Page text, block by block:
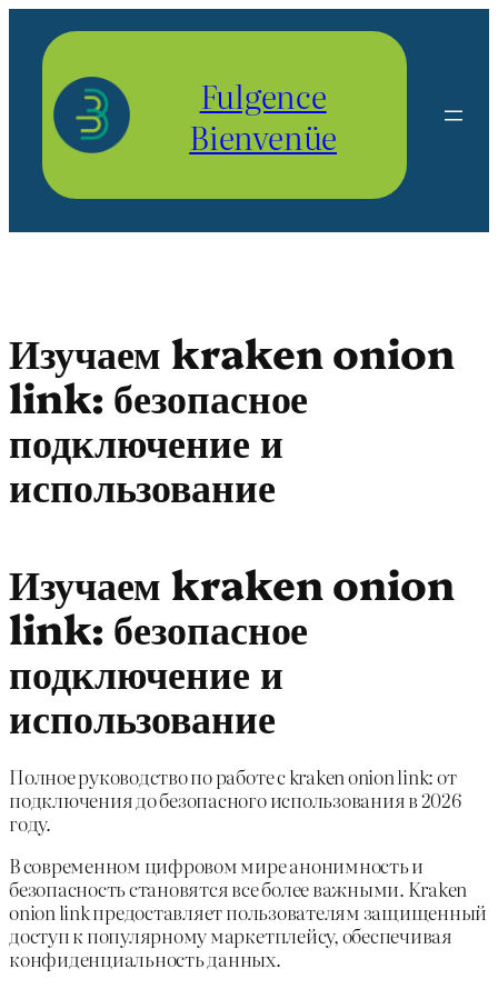
contenu
Fulgence
Bienvenüe
Изучаем kraken onion
link: безопасное
подключение и
использование
Изучаем kraken onion
link: безопасное
подключение и
использование
Полное руководство по работе с kraken onion link: от
подключения до безопасного использования в 2026
году.
В современном цифровом мире анонимность и
безопасность становятся все более важными. Kraken
onion link предоставляет пользователям защищенный
доступ к популярному маркетплейсу, обеспечивая
конфиденциальность данных.